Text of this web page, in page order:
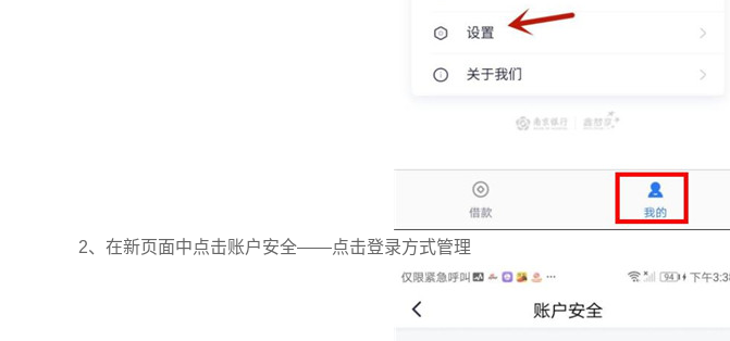
2、在新页面中点击账户安全——点击登录方式管理